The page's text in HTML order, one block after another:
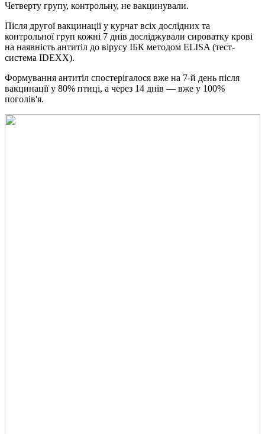
Четверту групу, контрольну, не вакцинували.
Після другої вакцинації у курчат всіх дослідних та
контрольної груп кожні 7 днів досліджували сироватку крові
на наявність антитіл до вірусу ІБК методом ELISA (тест-
система IDEXX).
Формування антитіл спостерігалося вже на 7-й день після
вакцинації у 80% птиці, а через 14 днів — вже у 100%
поголів'я.